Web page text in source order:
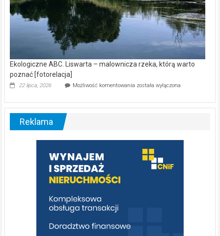
Ekologiczne ABC. Liswarta – malownicza rzeka, którą warto
poznać [fotorelacja]
22 lipca, 2026 Możliwość komentowania Ekologiczne
–
warto
poznać
[fotorelacja]
została wyłączona
Reklama